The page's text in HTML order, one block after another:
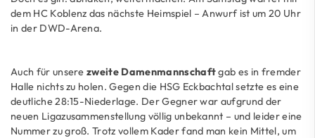
dem HC Koblenz das nächste Heimspiel – Anwurf ist um 20 Uhr
in der DWD-Arena.
Auch für unserezweite Damenmannschaftgab es in fremder
Halle nichts zu holen. Gegen die HSG Eckbachtal setzte es eine
deutliche 28:15-Niederlage. Der Gegner war aufgrund der
neuen Ligazusammenstellung völlig unbekannt – und leider eine
Nummer zu groß. Trotz vollem Kader fand man kein Mittel, um